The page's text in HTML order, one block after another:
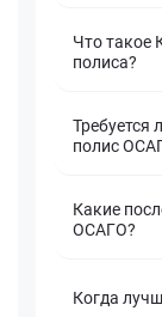
Что такое
полиса?
Требуется
полис
Какие
ОСАГО?
Когда